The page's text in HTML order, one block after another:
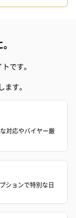
です。
す。
対応やバイヤー厳
ションで特別な日